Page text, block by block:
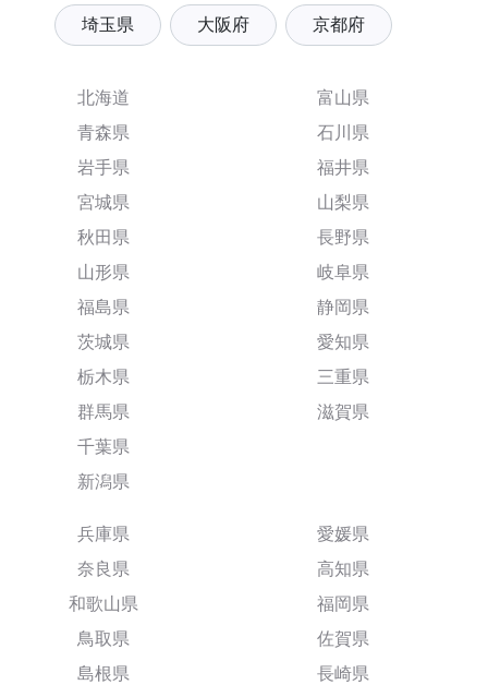
埼玉県 大阪府 京都府
北海道
青森県
岩手県
宮城県
秋田県
山形県
福島県
茨城県
栃木県
群馬県
千葉県
新潟県
富山県
石川県
福井県
山梨県
長野県
岐阜県
静岡県
愛知県
三重県
滋賀県
兵庫県
奈良県
和歌山県
鳥取県
島根県
愛媛県
高知県
福岡県
佐賀県
長崎県